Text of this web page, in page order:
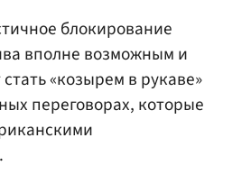
блокирование
вполне возможным и
«козырем в рукаве»
переговорах, которые